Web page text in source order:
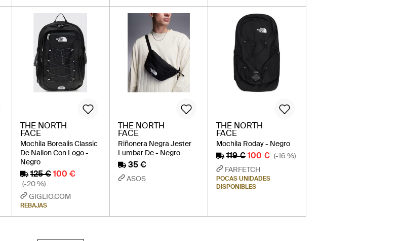
THE NORTH
FACE
Mochila Borealis Classic
De Nailon Con Logo -
Negro
125 € 100 €
(-20 %)
GIGLIO.COM
REBAJAS
THE NORTH
FACE
Riñonera Negra Jester
Lumbar De - Negro
35 €
ASOS
THE NORTH
FACE
Mochila Roday - Negro
119 €100 € (-16 %)
FARFETCH
POCAS UNIDADES
DISPONIBLES